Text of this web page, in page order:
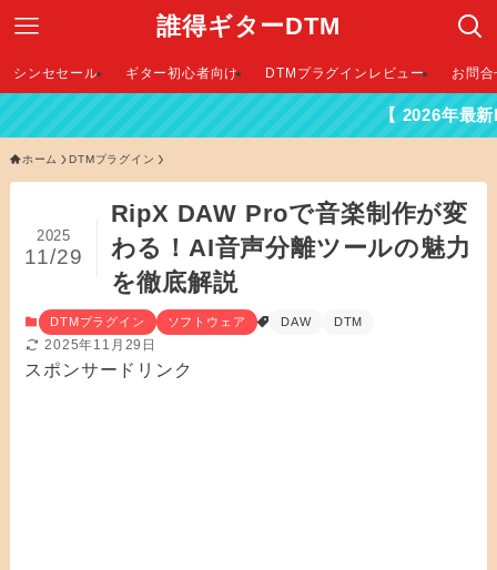
誰得ギターDTM
シンセセール ギター初心者向け DTMプラグインレビュー お問
【 2026年最新DTMセール
ホーム DTMプラグイン
RipX DAW Proで音楽制作が変
わる！AI音声分離ツールの魅力
を徹底解説
2025
11/29
DTMプラグイン ソフトウェア DAW DTM
2025年11月29日
スポンサードリンク